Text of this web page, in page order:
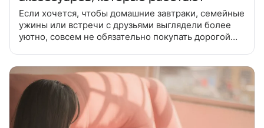
Если хочется, чтобы домашние завтраки, семейные
ужины или встречи с друзьями выглядели более
уютно, совсем не обязательно покупать дорогой